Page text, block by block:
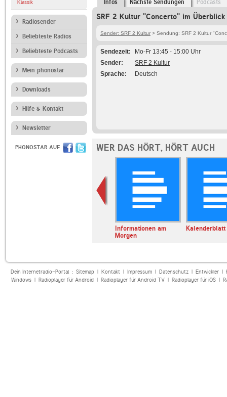
Klassik
Radiosender
Beliebteste Radios
Beliebteste Podcasts
Mein phonostar
Downloads
Hilfe & Kontakt
Newsletter
PHONOSTAR AUF
Infos Nächste Sendungen Podcasts
SRF 2 Kultur "Concerto" im Überblick
Sender: SRF 2 Kultur > Sendung: SRF 2 Kultur
Sendezeit
Mo-Fr 13:45 - 15:00 Uhr
Sender
SRF 2 Kultur
Sprache
Deutsch
WER DAS HÖRT, HÖRT AUCH
Informationen am
Morgen
Kalenderblatt
Dein Internetradio-Portal : Sitemap| Kontakt| Impressum| Datenschutz| Entwickler|
Windows| Radioplayer für Android| Radioplayer für Android TV| Radioplayer für iOS|